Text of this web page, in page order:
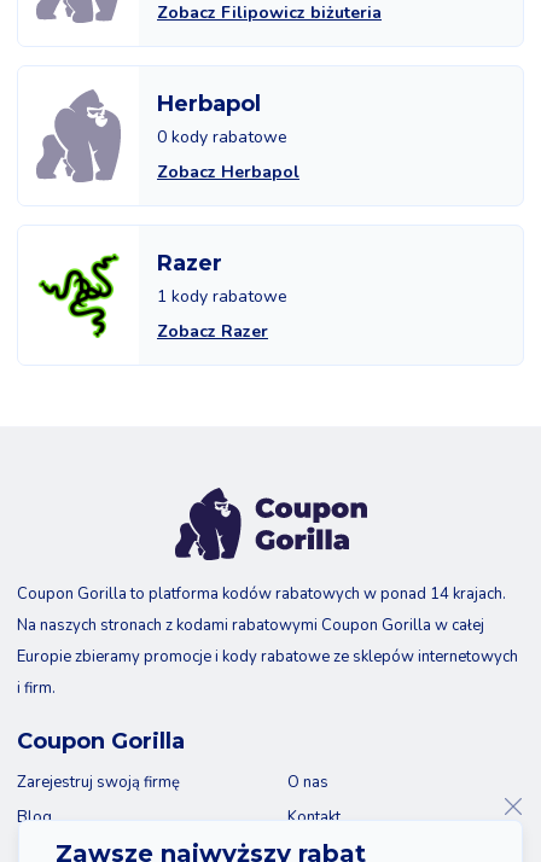
Zobacz Filipowicz biżuteria
Herbapol
0 kody rabatowe
Zobacz Herbapol
Razer
1 kody rabatowe
Zobacz Razer
Zawsze najwyższy rabat
Coupon Gorilla to platforma kodów rabatowych w ponad 14 krajach.
Na naszych stronach z kodami rabatowymi Coupon Gorilla w całej
Europie zbieramy promocje i kody rabatowe ze sklepów internetowych
i firm.
Coupon Gorilla
Zarejestruj swoją firmę
Blog
O nas
Kontakt